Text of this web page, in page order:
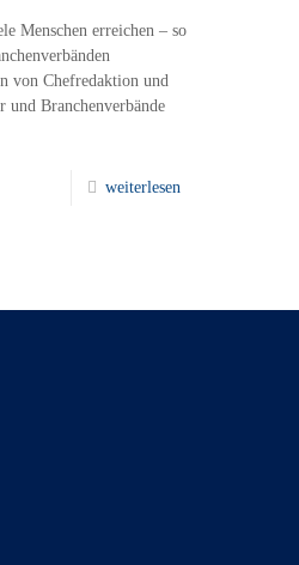
Menschen erreichen – so
von Chefredaktion und
und Branchenverbände
weiterlesen